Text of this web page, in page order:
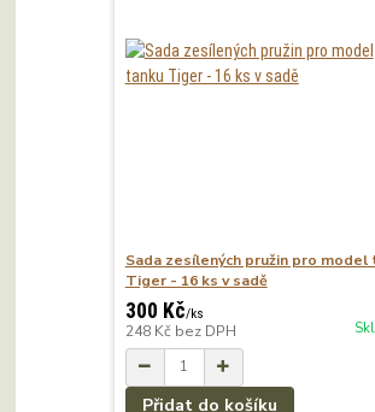
Sada zesílených pružin pro model
Tiger - 16 ks v sadě
300 Kč/ks
248 Kč bez DPH
Přidat do košíku